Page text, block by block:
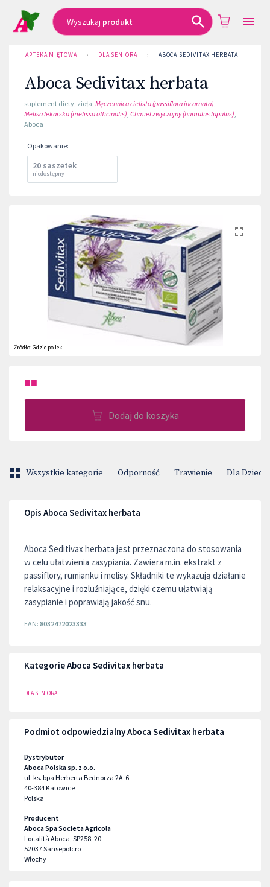
Wyszukaj produkt
APTEKA MIĘTOWA › DLA SENIORA › ABOCA SEDIVITAX HERBATA
Aboca Sedivitax herbata
suplement diety, zioła, Męczennica cielista (passiflora incarnata),
Melisa lekarska (melissa officinalis), Chmiel zwyczajny (humulus lupulus),
Aboca
Opakowanie:
20 saszetek
niedostępny
Źródło:Gdzie po lek
■■
Dodaj do koszyka
Wszystkie kategorie Odporność Trawienie Dla Dzieci
Opis Aboca Sedivitax herbata
Aboca Seditivax herbata jest przeznaczona do stosowania
w celu ułatwienia zasypiania. Zawiera m.in. ekstrakt z
passiflory, rumianku i melisy. Składniki te wykazują działanie
relaksacyjne i rozluźniające, dzięki czemu ułatwiają
zasypianie i poprawiają jakość snu.
EAN: 8032472023333
Kategorie Aboca Sedivitax herbata
DLA SENIORA
Podmiot odpowiedzialny Aboca Sedivitax herbata
Dystrybutor
Aboca Polska sp. z o.o.
ul. ks. bpa Herberta Bednorza 2A-6
40-384Katowice
Polska
Producent
Aboca Spa Societa Agricola
Località Aboca, SP258, 20
52037Sansepolcro
Włochy